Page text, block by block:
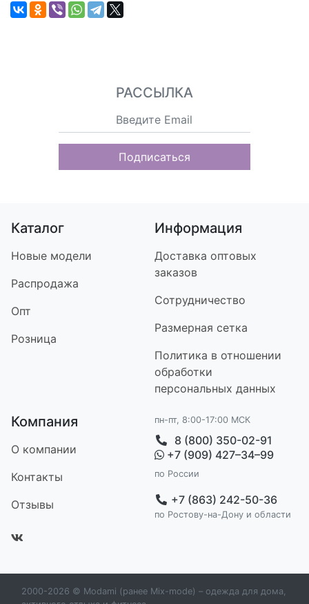
РАССЫЛКА
Подписаться
Каталог
Новые модели
Распродажа
Опт
Розница
Информация
Доставка оптовых
заказов
Сотрудничество
Размерная сетка
Политика в отношении
обработки
персональных данных
Компания
О компании
Контакты
Отзывы
пн-пт, 8:00-17:00 МСК
8 (800) 350-02-91
+7 (909) 427–34–99
по России
+7 (863) 242-50-36
по Ростову-на-Дону и области
2000-2026 © Modami (ранее Mix-mode) – одежда для дома,